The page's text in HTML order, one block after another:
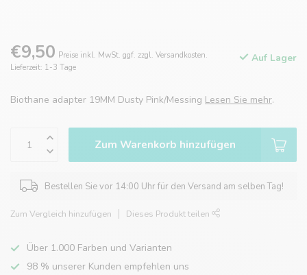
€9,50 Preise inkl. MwSt. ggf. zzgl. Versandkosten.
Lieferzeit: 1-3 Tage
Auf Lager
Biothane adapter 19MM Dusty Pink/Messing Lesen Sie mehr.
Zum Warenkorb hinzufügen
Bestellen Sie vor 14:00 Uhr für den Versand am selben Tag!
Zum Vergleich hinzufügen Dieses Produkt teilen
Über 1.000 Farben und Varianten
98 % unserer Kunden empfehlen uns